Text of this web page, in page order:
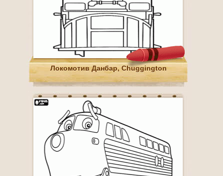
Локомотив Данбар, Chuggington